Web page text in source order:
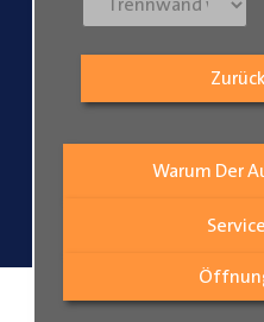
Warum Der